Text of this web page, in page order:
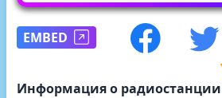
EMBED
Информация о радиостанции